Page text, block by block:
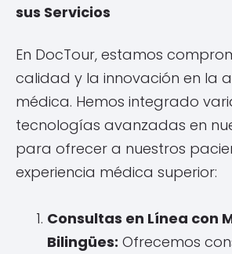
sus Servicios
En DocTour, estamos
calidad y la innovación en la
médica. Hemos integrado
tecnologías avanzadas en
para ofrecer a nuestros
experiencia médica superior:
Consultas en Línea con
Bilingües: Ofrecemos